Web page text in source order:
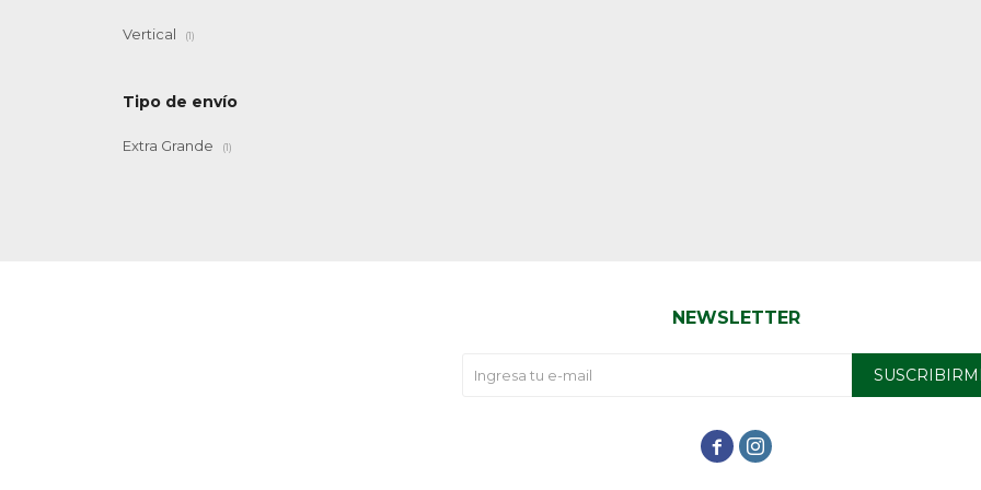
Vertical (1)
Tipo de envío
Extra Grande (1)
NEWSLETTER
 